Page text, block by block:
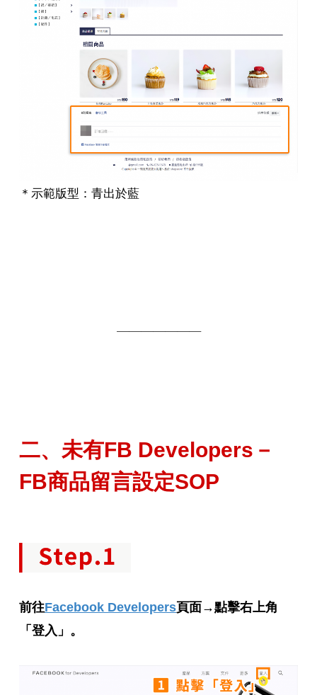
＊示範版型：青出於藍
───────
二、未有FB Developers－
FB商品留言設定SOP
前往Facebook Developers頁面→點擊右上角
「登入」。